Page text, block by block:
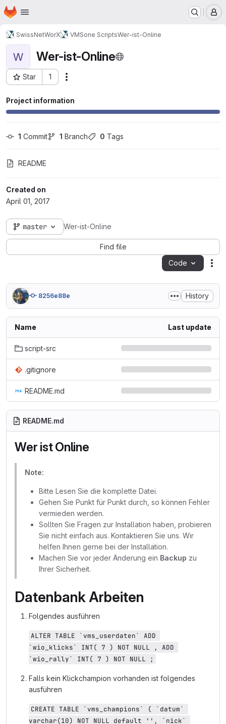
Skip to main content
Homepage
SwissNetWorX VMSone ScriptsWer-ist-Online
W Wer-ist-Online
Star 1
Project ID: 23
Project information
1 Commit 1 Branch 0 Tags
README
Created on
April 01, 2017
master Wer-ist-Online
Find file
Code
8256e88e History
Name Last update
script-src
.gitignore
README.md
README.md
Wer ist Online
Note:
Bitte Lesen Sie die komplette Datei.
Gehen Sie Punkt für Punkt durch, so können Fehler
vermieden werden.
Sollten Sie Fragen zur Installation haben, probieren
Sie nicht einfach aus. Kontaktieren Sie uns. Wir
helfen Ihnen gerne bei der Installation.
Machen Sie vor jeder Änderung ein Backup zu
Ihrer Sicherheit.
Datenbank Arbeiten
Folgendes ausführen
ALTER TABLE `vms_userdaten` ADD
`wio_klicks` INT( 7 ) NOT NULL , ADD
`wio_rally` INT( 7 ) NOT NULL ;
Falls kein Klickchampion vorhanden ist folgendes
ausführen
CREATE TABLE `vms_champions` ( `datum`
varchar(10) NOT NULL default '', `nick`